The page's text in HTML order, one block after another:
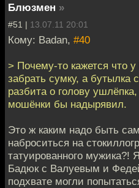
Блюзмен »
#51 | 13.07.11 20:01
Кому: Badan, #40
> Почему-то кажется что
забрать сумку, а
разбита о голову
мошёнки бы надырявил.
Это ж каким надо быть
наброситься на
татуированного мужика?!
Бадюк с Валуевым и
подхвате могли